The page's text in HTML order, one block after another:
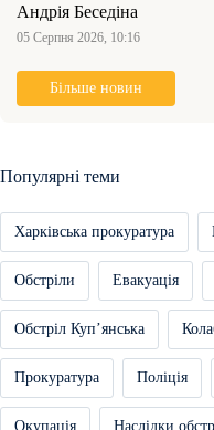
Андрія Беседіна
05 Серпня 2026, 10:16
Більше новин
Популярні теми
Харківська прокуратура
Обстріли Евакуація
Обстріл Купʼянська
Прокуратура Поліція
Окупація Наслідки